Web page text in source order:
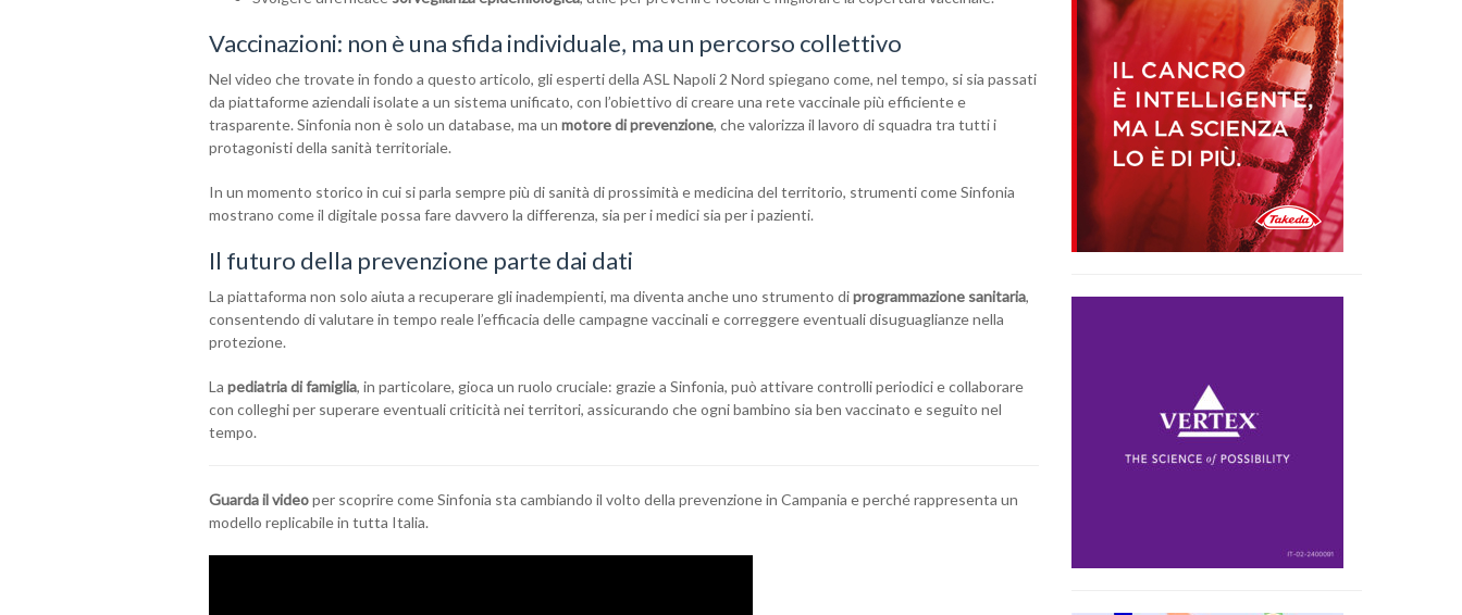
Vaccinazioni: non è una sfida individuale, ma un percorso collettivo
Nel video che trovate in fondo a questo articolo, gli esperti della ASL Napoli 2 Nord spiegano come, nel tempo, si sia passati
da piattaforme aziendali isolate a un sistema unificato, con l’obiettivo di creare una rete vaccinale più efficiente e
trasparente. Sinfonia non è solo un database, ma un motore di prevenzione, che valorizza il lavoro di squadra tra tutti i
protagonisti della sanità territoriale.
In un momento storico in cui si parla sempre più di sanità di prossimità e medicina del territorio, strumenti come Sinfonia
mostrano come il digitale possa fare davvero la differenza, sia per i medici sia per i pazienti.
Il futuro della prevenzione parte dai dati
La piattaforma non solo aiuta a recuperare gli inadempienti, ma diventa anche uno strumento diprogrammazione sanitaria,
consentendo di valutare in tempo reale l’efficacia delle campagne vaccinali e correggere eventuali disuguaglianze nella
protezione.
La pediatria di famiglia, in particolare, gioca un ruolo cruciale: grazie a Sinfonia, può attivare controlli periodici e collaborare
con colleghi per superare eventuali criticità nei territori, assicurando che ogni bambino sia ben vaccinato e seguito nel
tempo.
Guarda il videoper scoprire come Sinfonia sta cambiando il volto della prevenzione in Campania e perché rappresenta un
modello replicabile in tutta Italia.